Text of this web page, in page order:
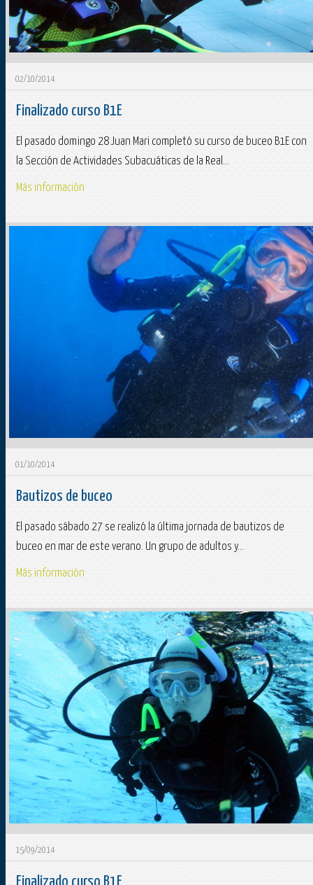
02/10/2014
Finalizado curso B1E
El pasado domingo 28 Juan Mari completó su curso de buceo B1E con
la Sección de Actividades Subacuáticas de la Real...
Más información
01/10/2014
Bautizos de buceo
El pasado sábado 27 se realizó la última jornada de bautizos de
buceo en mar de este verano. Un grupo de adultos y...
Más información
15/09/2014